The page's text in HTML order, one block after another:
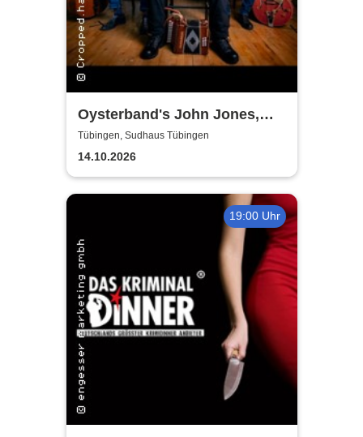
Oysterband's John Jones,
Ray Cooper & Al Scott - The
Song goes on Tour 2026
Tübingen, Sudhaus Tübingen
14.10.2026
19:00 Uhr